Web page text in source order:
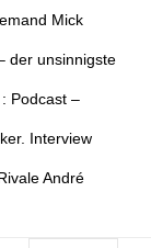
Mick
der unsinnigste
Podcast –
Interview
André